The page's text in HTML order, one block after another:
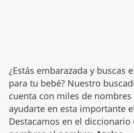
¿Estás embarazada y buscas
para tu bebé? Nuestro
cuenta con miles de
ayudarte en esta importante
Destacamos en el